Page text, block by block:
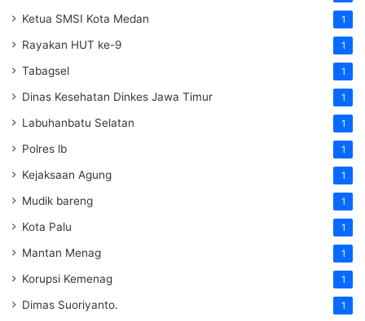
Ketua SMSI Kota Medan 1
Rayakan HUT ke-9 1
Tabagsel 1
Dinas Kesehatan Dinkes Jawa Timur 1
Labuhanbatu Selatan 1
Polres lb 1
Kejaksaan Agung 1
Mudik bareng 1
Kota Palu 1
Mantan Menag 1
Korupsi Kemenag 1
Dimas Suoriyanto. 1